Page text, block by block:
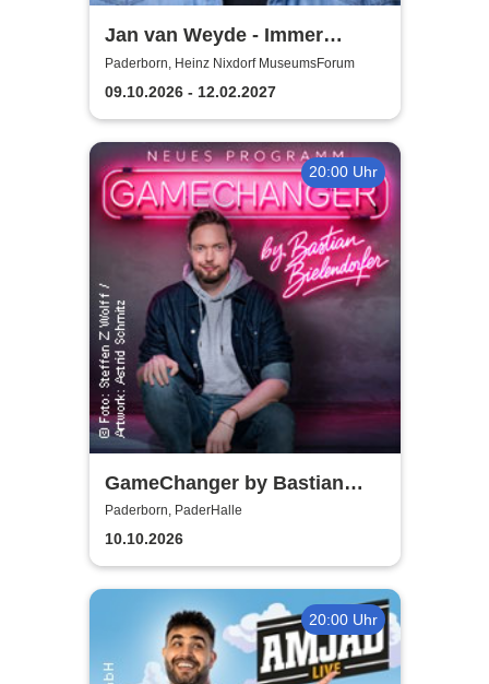
Jan van Weyde - Immer
Weyder...
Paderborn, Heinz Nixdorf MuseumsForum
09.10.2026 - 12.02.2027
20:00 Uhr
GameChanger by Bastian
Bielendorfer
Paderborn, PaderHalle
10.10.2026
20:00 Uhr